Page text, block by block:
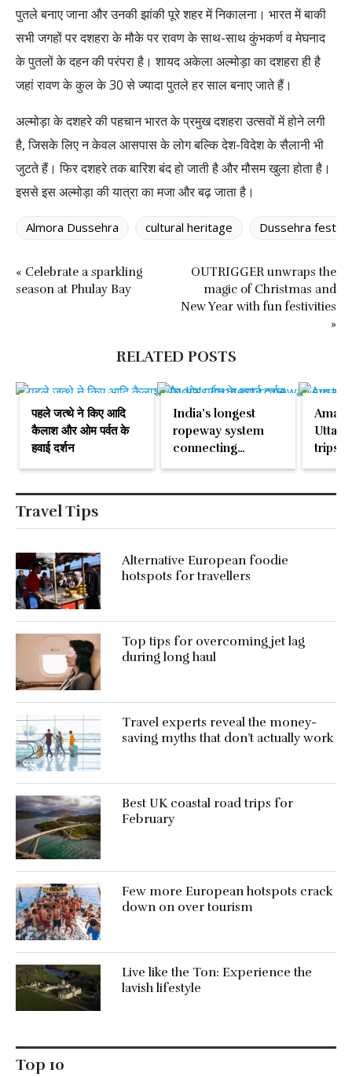
पुतले बनाए जाना और उनकी झांकी पूरे शहर में निकालना। भारत में बाकी
सभी जगहों पर दशहरा के मौके पर रावण के साथ-साथ कुंभकर्ण व मेघनाद
के पुतलों के दहन की परंपरा है। शायद अकेला अल्मोड़ा का दशहरा ही है
जहां रावण के कुल के 30 से ज्यादा पुतले हर साल बनाए जाते हैं।
अल्मोड़ा के दशहरे की पहचान भारत के प्रमुख दशहरा उत्सवों में होने लगी
है, जिसके लिए न केवल आसपास के लोग बल्कि देश-विदेश के सैलानी भी
जुटते हैं। फिर दशहरे तक बारिश बंद हो जाती है और मौसम खुला होता है।
इससे इस अल्मोड़ा की यात्रा का मजा और बढ़ जाता है।
Almora Dussehra cultural heritage Dussehra
« Celebrate a sparkling
season at Phulay Bay
OUTRIGGER unwraps the
magic of Christmas and
New Year with fun festivities
»
RELATED POSTS
पहले जत्थे ने किए आदि
कैलाश और ओम पर्वत के
हवाई दर्शन
India’s longest
ropeway system
connecting
Dehradun to
trips |
Travel Tips
Alternative European foodie
hotspots for travellers
Top tips for overcoming jet lag
during long haul
Travel experts reveal the money-
saving myths that don’t actually work
Best UK coastal road trips for
February
Few more European hotspots crack
down on over tourism
Live like the Ton: Experience the
lavish lifestyle
Top 10